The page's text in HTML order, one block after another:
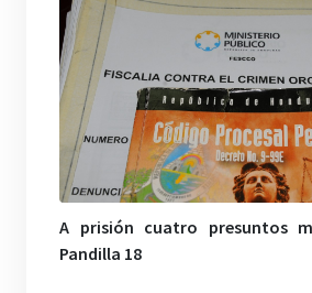
A prisión cuatro presuntos
Pandilla 18